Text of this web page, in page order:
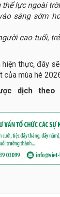
thể lực ngoài
sáng sớm
cao tuổi,
hiện thực, đây
của mùa hè
dịch theo